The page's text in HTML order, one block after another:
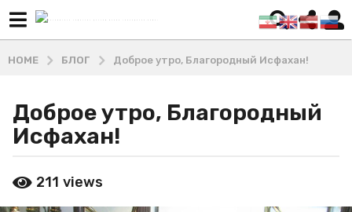
HOME БЛОГ Доброе утро, Благородный Исфахан!
4
г
о
а
a
Доброе утро, Благородный
Исфахан!
y
211 views